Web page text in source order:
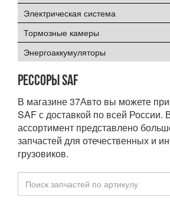
Электрическая система
Тормозные камеры
Энергоаккумуляторы
Рессоры SAF
В магазине 37Авто вы можете
SAF с доставкой по всей
ассортимент представлено
запчастей для отечественных и
грузовиков.